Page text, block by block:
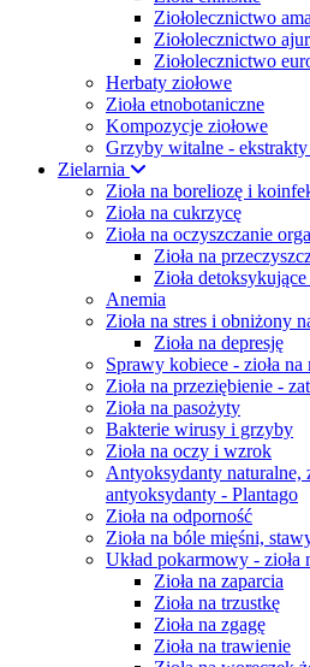
Ziołolecznictwo
Ziołolecznictwo
Ziołolecznictwo
Herbaty ziołowe
Zioła etnobotaniczne
Kompozycje ziołowe
Grzyby witalne -
Zielarnia
Zioła na boreliozę i
Zioła na cukrzycę
Zioła na oczyszczanie
Zioła na
Zioła
Anemia
Zioła na stres i obniżony
Zioła na depresję
Sprawy kobiece - zioła
Zioła na przeziębienie -
Zioła na pasożyty
Bakterie wirusy i grzyby
Zioła na oczy i wzrok
Antyoksydanty naturalne,
antyoksydanty - Plantago
Zioła na odporność
Zioła na bóle mięśni,
Układ pokarmowy - zioła
Zioła na zaparcia
Zioła na trzustkę
Zioła na zgagę
Zioła na trawienie